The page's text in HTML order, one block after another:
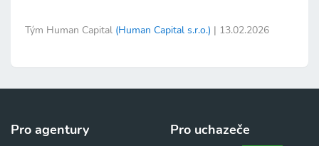
Tým Human Capital (Human Capital s.r.o.) | 13.02.2026
Pro agentury Pro uchazeče